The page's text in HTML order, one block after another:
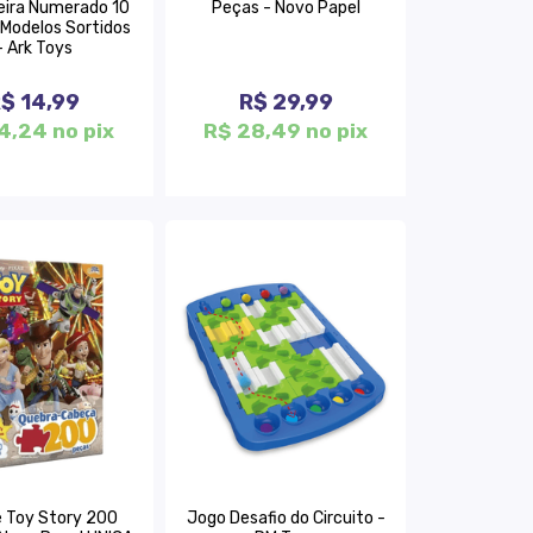
Numerado 10
Sortidos
Ark Toys
14,99
no pix
Peças - Novo Papel
R$ 29,99
R$ 28,49 no pix
Toy Story 200
Jogo Desafio do Circuito -